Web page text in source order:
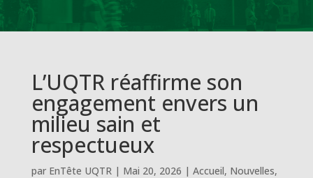
L’UQTR réaffirme son
engagement envers un
milieu sain et
respectueux
par EnTête UQTR| Mai 20, 2026 | Accueil, Nouvelles,